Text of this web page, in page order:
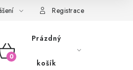
Podmínky ochrany osobních údajů
Registrace
NÁKUPNÍ
Prázdný
košík